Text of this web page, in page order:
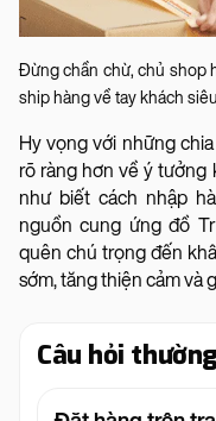
Đừng chần chừ, chủ shop
ship hàng về tay khách
Hy vọng với những
rõ ràng hơn về ý tưởng
như biết cách nhập
nguồn cung ứng đồ
quên chú trọng đến
sớm, tăng thiện cảm và
Câu hỏi